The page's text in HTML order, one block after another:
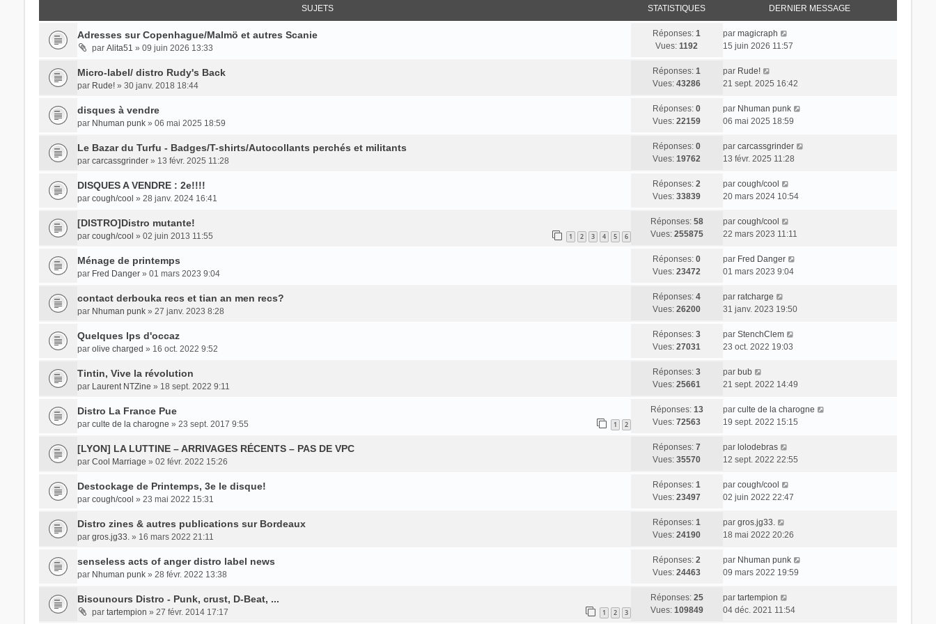
SUJETS STATISTIQUES DERNIER MESSAGE
Adresses sur Copenhague/Malmö et autres Scanie
par Alita51 » 09 juin 2026 13:33
Réponses:1
Vues:1192
par magicraph
15 juin 2026 11:57
Micro-label/ distro Rudy's Back
par Rude!» 30 janv. 2018 18:44
Réponses:1
Vues:43286
par Rude!
21 sept. 2025 16:42
disques à vendre
par Nhuman punk» 06 mai 2025 18:59
Réponses:0
Vues:22159
par Nhuman punk
06 mai 2025 18:59
Le Bazar du Turfu - Badges/T-shirts/Autocollants perchés et militants
par carcassgrinder» 13 févr. 2025 11:28
Réponses:0
Vues:19762
par carcassgrinder
13 févr. 2025 11:28
DISQUES A VENDRE : 2e!!!!
par cough/cool » 28 janv. 2024 16:41
Réponses:2
Vues:33839
par cough/cool
20 mars 2024 10:54
[DISTRO]Distro mutante!
par cough/cool » 02 juin 2013 11:55 1 2 3 4 5 6
Réponses: 58
Vues: 255875
par cough/cool
22 mars 2023 11:11
Ménage de printemps
par Fred Danger» 01 mars 2023 9:04
Réponses:0
Vues:23472
par Fred Danger
01 mars 2023 9:04
contact derbouka recs et tian an men recs?
par Nhuman punk» 27 janv. 2023 8:28
Réponses:4
Vues:26200
par ratcharge
31 janv. 2023 19:50
Quelques lps d'occaz
par olive charged » 16 oct. 2022 9:52
Réponses:3
Vues:27031
par StenchClem
23 oct. 2022 19:03
Tintin, Vive la révolution
par Laurent NTZine » 18 sept. 2022 9:11
Réponses:3
Vues:25661
par bub
21 sept. 2022 14:49
Distro La France Pue
par culte de la charogne » 23 sept. 2017 9:55 1 2
Réponses: 13
Vues:72563
par culte de la charogne
19 sept. 2022 15:15
[LYON] LA LUTTINE – ARRIVAGES RÉCENTS – PAS DE VPC
par Cool Marriage » 02 févr. 2022 15:26
Réponses:7
Vues:35570
par lolodebras
12 sept. 2022 22:55
Destockage de Printemps, 3e le disque!
par cough/cool » 23 mai 2022 15:31
Réponses:1
Vues:23497
par cough/cool
02 juin 2022 22:47
Distro zines & autres publications sur Bordeaux
par gros.jg33.» 16 mars 2022 21:11
Réponses:1
Vues:24190
par gros.jg33.
18 mai 2022 20:26
senseless acts of anger distro label news
par Nhuman punk» 28 févr. 2022 13:38
Réponses:2
Vues:24463
par Nhuman punk
09 mars 2022 19:59
Bisounours Distro - Punk, crust, D-Beat, ...
par tartempion » 27 févr. 2014 17:17 1 2 3
Réponses: 25
Vues: 109849
par tartempion
04 déc. 2021 11:54